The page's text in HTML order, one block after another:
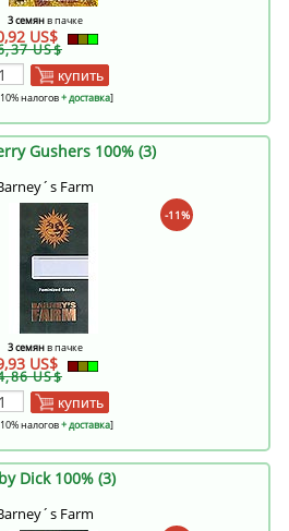
3 семянв пачке
US$
US$
купить
налогов+ доставка]
Gushers 100% (3)
Farm
-11%
3 семянв пачке
US$
US$
купить
налогов+ доставка]
Dick 100% (3)
Farm